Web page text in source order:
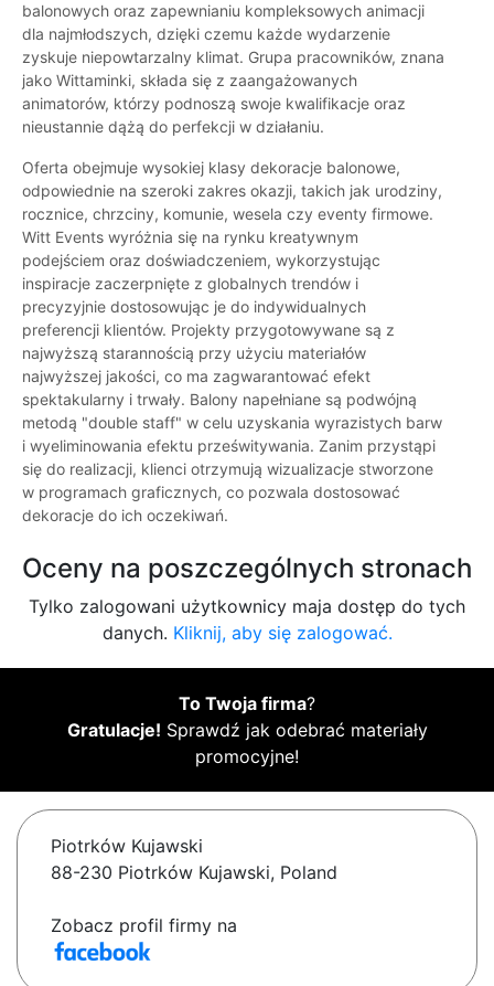
balonowych oraz zapewnianiu kompleksowych animacji
dla najmłodszych, dzięki czemu każde wydarzenie
zyskuje niepowtarzalny klimat. Grupa pracowników, znana
jako Wittaminki, składa się z zaangażowanych
animatorów, którzy podnoszą swoje kwalifikacje oraz
nieustannie dążą do perfekcji w działaniu.
Oferta obejmuje wysokiej klasy dekoracje balonowe,
odpowiednie na szeroki zakres okazji, takich jak urodziny,
rocznice, chrzciny, komunie, wesela czy eventy firmowe.
Witt Events wyróżnia się na rynku kreatywnym
podejściem oraz doświadczeniem, wykorzystując
inspiracje zaczerpnięte z globalnych trendów i
precyzyjnie dostosowując je do indywidualnych
preferencji klientów. Projekty przygotowywane są z
najwyższą starannością przy użyciu materiałów
najwyższej jakości, co ma zagwarantować efekt
spektakularny i trwały. Balony napełniane są podwójną
metodą "double staff" w celu uzyskania wyrazistych barw
i wyeliminowania efektu prześwitywania. Zanim przystąpi
się do realizacji, klienci otrzymują wizualizacje stworzone
w programach graficznych, co pozwala dostosować
dekoracje do ich oczekiwań.
Oceny na poszczególnych stronach
Tylko zalogowani użytkownicy maja dostęp do tych
danych. Kliknij, aby się zalogować.
To Twoja firma?
Gratulacje! Sprawdź jak odebrać materiały
promocyjne!
Piotrków Kujawski
88-230 Piotrków Kujawski, Poland
Zobacz profil firmy na